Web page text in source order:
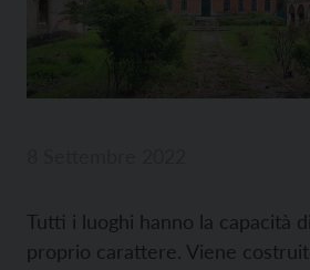
Tutti i luoghi hanno la capacità
proprio carattere. Viene